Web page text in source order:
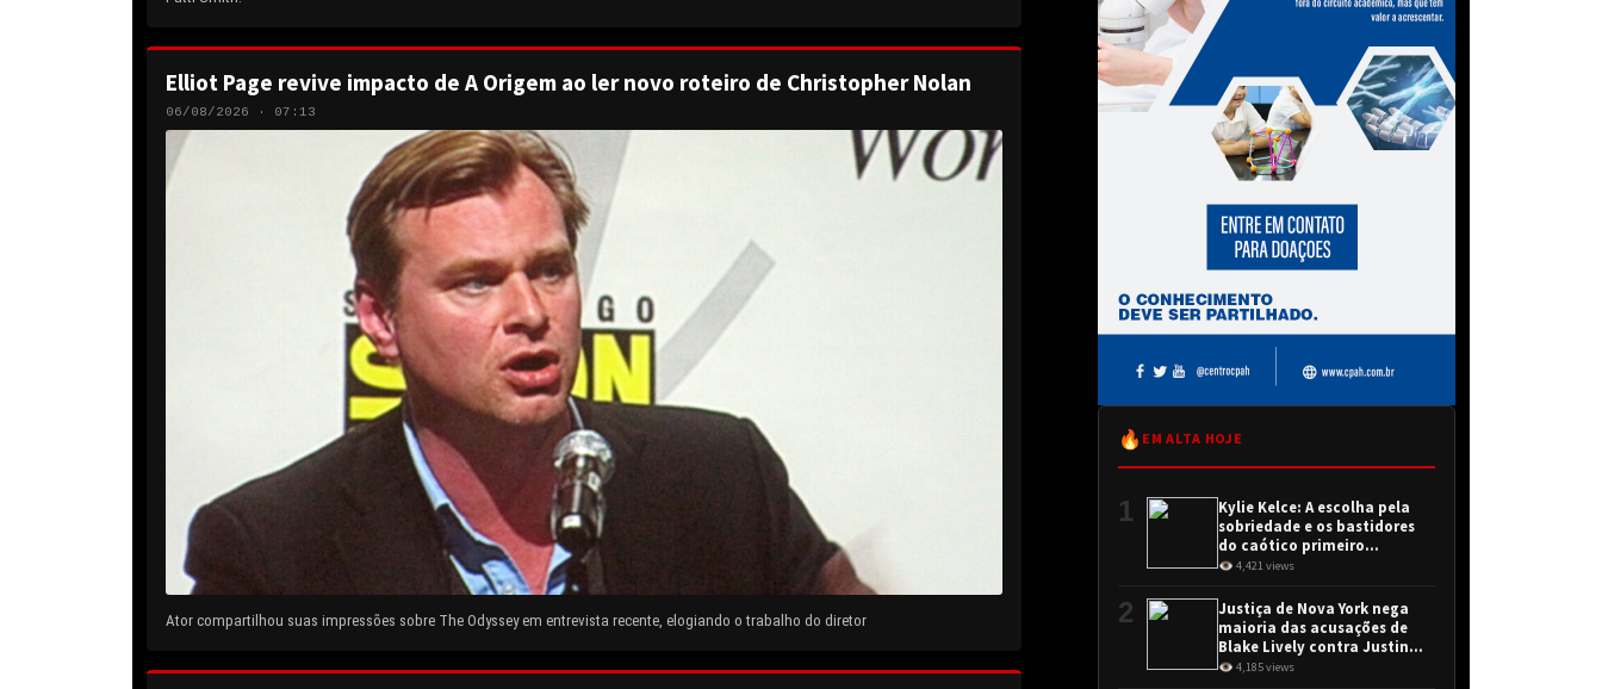
Elliot Page revive impacto de A Origem ao ler novo roteiro de Christopher Nolan
06/08/2026 · 07:13
Ator compartilhou suas impressões sobre The Odyssey em entrevista recente, elogiando o trabalho do diretor
🔥 EM ALTA HOJE
1
Kylie Kelce: A escolha pela
sobriedade e os bastidores
do caótico primeiro
encontro
👁 4,421 views
2
Justiça de Nova York nega
maioria das acusações de
Blake Lively contra Justin
Baldoni
👁 4,185 views